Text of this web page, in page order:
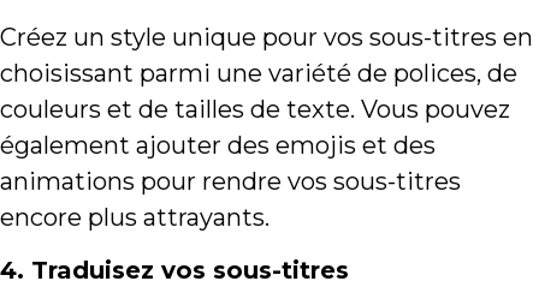
Créez un style unique pour vos sous-titres en
choisissant parmi une variété de polices, de
couleurs et de tailles de texte. Vous pouvez
également ajouter des emojis et des
animations pour rendre vos sous-titres
encore plus attrayants.
4. Traduisez vos sous-titres